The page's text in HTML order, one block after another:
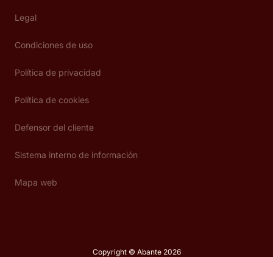
Legal
Condiciones de uso
Política de privacidad
Política de cookies
Defensor del cliente
Sistema interno de información
Mapa web
Copyright © Abante 2026